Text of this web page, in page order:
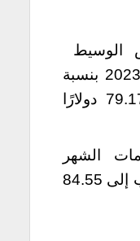
الوسيط
(WTI) اسوية في فبراير 2023 بنسبة
0.44 ٪ ليتداول بسعر 79.17 دولارًا
الشهر
نفسه بنسبة 0.99 ٪ ليذهب إلى 84.55